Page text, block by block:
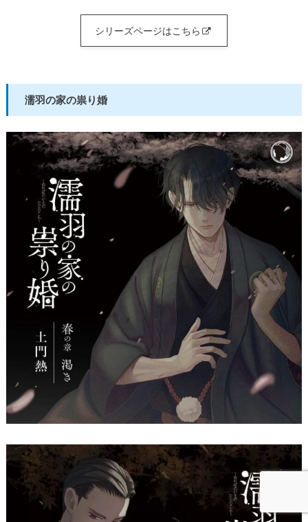
シリーズページはこちら
濡羽の家の祟り婚